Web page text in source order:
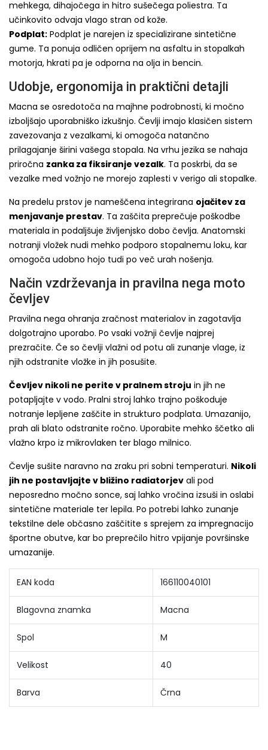
mehkega, dihajočega in hitro sušečega poliestra. Ta
učinkovito odvaja vlago stran od kože.
Podplat: Podplat je narejen iz specializirane sintetične
gume. Ta ponuja odličen oprijem na asfaltu in stopalkah
motorja, hkrati pa je odporna na olja in bencin.
Udobje, ergonomija in praktični detajli
Macna se osredotoča na majhne podrobnosti, ki močno
izboljšajo uporabniško izkušnjo. Čevlji imajo klasičen sistem
zavezovanja z vezalkami, ki omogoča natančno
prilagajanje širini vašega stopala. Na vrhu jezika se nahaja
priročna zanka za fiksiranje vezalk. Ta poskrbi, da se
vezalke med vožnjo ne morejo zaplesti v verigo ali stopalke.
Na predelu prstov je nameščena integrirana ojačitev za
menjavanje prestav. Ta zaščita preprečuje poškodbe
materiala in podaljšuje življenjsko dobo čevlja. Anatomski
notranji vložek nudi mehko podporo stopalnemu loku, kar
omogoča udobno hojo tudi po več urah nošenja.
Način vzdrževanja in pravilna nega moto
čevljev
Pravilna nega ohranja zračnost materialov in zagotavlja
dolgotrajno uporabo. Po vsaki vožnji čevlje najprej
prezračite. Če so čevlji vlažni od potu ali zunanje vlage, iz
njih odstranite vložke in jih posušite.
Čevljev nikoli ne perite v pralnem stroju in jih ne
potapljajte v vodo. Pralni stroj lahko trajno poškoduje
notranje lepljene zaščite in strukturo podplata. Umazanijo,
prah ali blato odstranite ročno. Uporabite mehko ščetko ali
vlažno krpo iz mikrovlaken ter blago milnico.
Čevlje sušite naravno na zraku pri sobni temperaturi. Nikoli
jih ne postavljajte v bližino radiatorjev ali pod
neposredno močno sonce, saj lahko vročina izsuši in oslabi
sintetične materiale ter lepila. Po potrebi lahko zunanje
tekstilne dele občasno zaščitite s sprejem za impregnacijo
športne obutve, kar bo preprečilo hitro vpijanje površinske
umazanije.
EAN koda 166110040101
Blagovna znamka Macna
Spol M
Velikost 40
Barva Črna